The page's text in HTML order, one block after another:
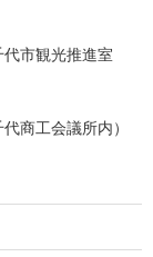
市観光推進室
商工会議所内）